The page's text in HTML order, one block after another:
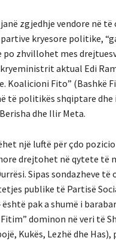
zgjedhje vendore në
kryesore politike,
po zhvillohet mes
aktual Edi
Koalicioni Fito” (Bashkë
të politikës shqiptare
dhe Ilir Meta.
një luftë për çdo
drejtohet në qytete të
Sipas sondazheve
publike të Partisë
është pak a shumë i
dominon në veri të
Kukës, Lezhë dhe